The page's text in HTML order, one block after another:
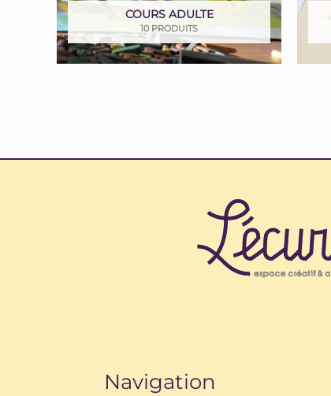
COURS ADULTE
10 PRODUITS
Navigation